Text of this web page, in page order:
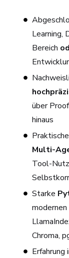
Learning,
Bereich
über
hinaus
Multi-
Tool-
Starke
modernen
Chroma,
Erfahrung